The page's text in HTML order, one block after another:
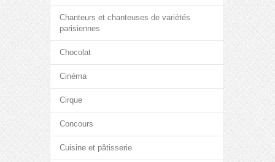
Chanteurs et chanteuses de variétés
parisiennes
Chocolat
Cinéma
Cirque
Concours
Cuisine et pâtisserie